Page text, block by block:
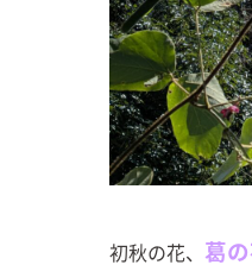
初秋の花、 葛